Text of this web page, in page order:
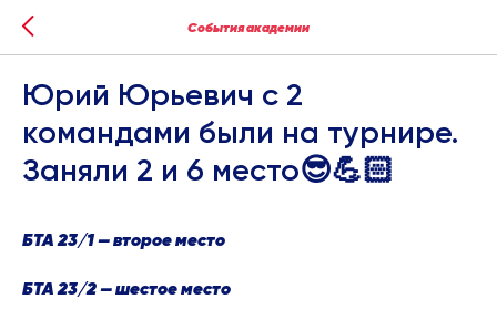
События академии
Юрий Юрьевич с 2
командами были на турнире.
Заняли 2 и 6 место😎💪🏻
БТА 23/1 — второе место
БТА 23/2 — шестое место